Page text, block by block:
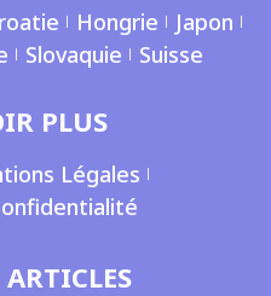
Hongrie
Japon
Slovaquie Suisse
PLUS
Légales